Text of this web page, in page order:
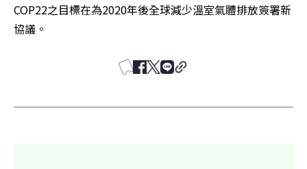
COP22之目標在為2020年後全球減少溫室氣體排放簽署新
協議。